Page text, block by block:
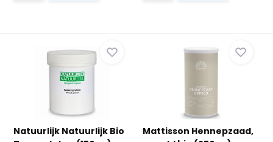
Natuurlijk Natuurlijk Bio
Mattisson Hennepzaad,